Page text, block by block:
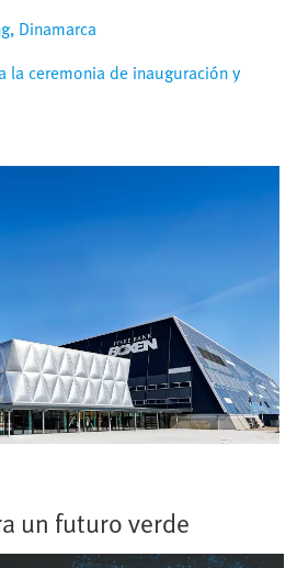
Dinamarca
la ceremonia de inauguración y
un futuro verde